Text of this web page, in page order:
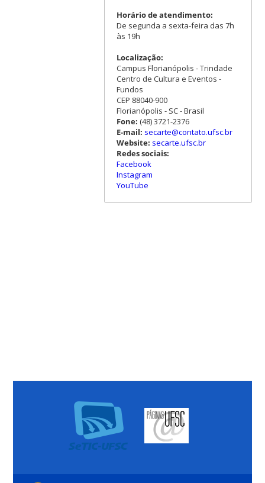
Horário de atendimento:
De segunda a sexta-feira das 7h
às 19h
Localização:
Campus Florianópolis - Trindade
Centro de Cultura e Eventos -
Fundos
CEP 88040-900
Florianópolis - SC - Brasil
Fone: (48) 3721-2376
E-mail: secarte@contato.ufsc.br
Website: secarte.ufsc.br
Redes sociais:
Facebook
Instagram
YouTube